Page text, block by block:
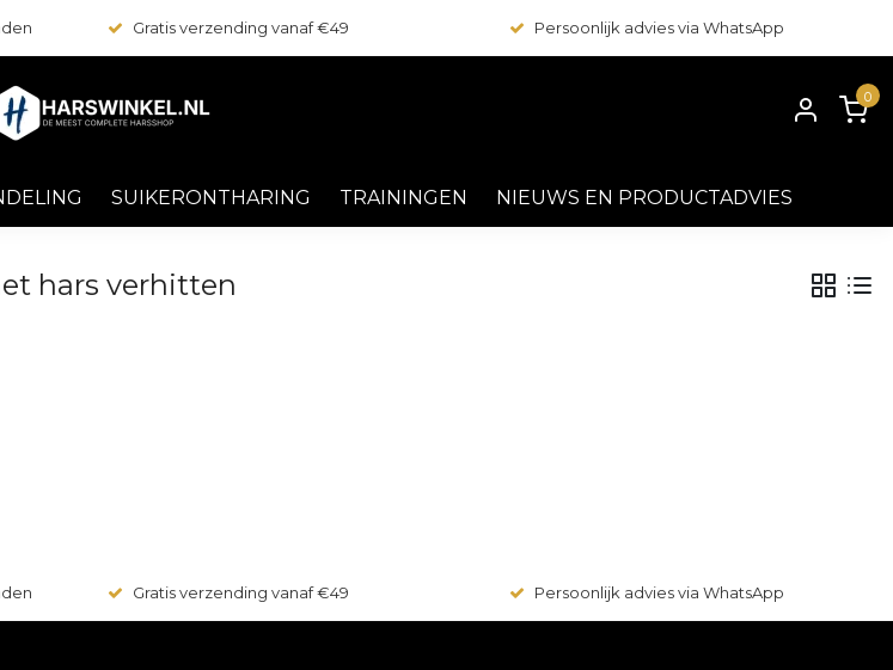
Gratis verzending vanaf €49 Persoonlijk advies via WhatsApp
0
SUIKERONTHARING TRAININGEN NIEUWS EN PRODUCTADVIES
hars verhitten
Gratis verzending vanaf €49 Persoonlijk advies via WhatsApp